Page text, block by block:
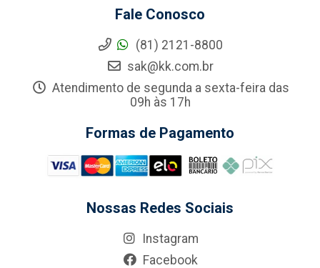
Fale Conosco
(81) 2121-8800
sak@kk.com.br
Atendimento de segunda a sexta-feira das
09h às 17h
Formas de Pagamento
Nossas Redes Sociais
Instagram
Facebook